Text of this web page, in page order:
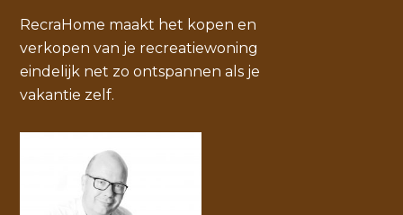
RecraHome maakt het kopen en
verkopen van je recreatiewoning
eindelijk net zo ontspannen als je
vakantie zelf.